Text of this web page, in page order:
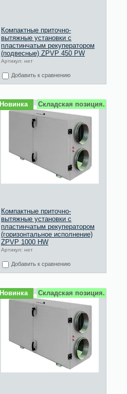
Компактные приточно-
вытяжные установки с
пластинчатым рекуператором
(подвесные) ZPVP 450 PW
Артикул: нет
Добавить к сравнению
Новинка Складская позиция.
Компактные приточно-
вытяжные установки с
пластинчатым рекуператором
(горизонтальное исполнение)
ZPVP 1000 HW
Артикул: нет
Добавить к сравнению
Новинка Складская позиция.